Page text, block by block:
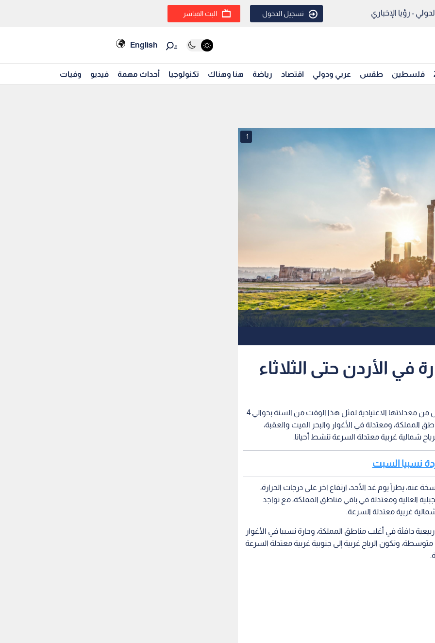
- رؤيا الإخباري تسجيل الدخول البث المباشر
English
فلسطين طقس عربي ودولي اقتصاد رياضة هنا وهناك تكنولوجيا أحداث مهمة فيديو وفيات
1
في الأردن حتى الثلاثاء
ترتفع درجات الحرارة قليلا، اليوم السبت، مع بقائها أقل من معدلاتها الاعتيادية لمثل هذا الوقت من السنة بحوالي 4
المملكة، ومعتدلة في الأغوار والبحر الميت والعقبة،
شمالية غربية معتدلة السرعة تنشط أحيانا.
نسبيا السبت
عنه، يطرأ يوم غد الأحد، ارتفاع اخر على درجات الحرارة،
العالية ومعتدلة في باقي مناطق المملكة، مع تواجد
غربية معتدلة السرعة.
ربيعية دافئة في أغلب مناطق المملكة، وحارة نسبيا في الأغوار
وتكون الرياح غربية إلى جنوبية غربية معتدلة السرعة